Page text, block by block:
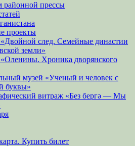
районной прессы
проекты
след. Семейные династии
земли»
Хроника дворянского
музей «Ученый и человек с
буквы»
витраж «Без бергə — Мы
Купить билет